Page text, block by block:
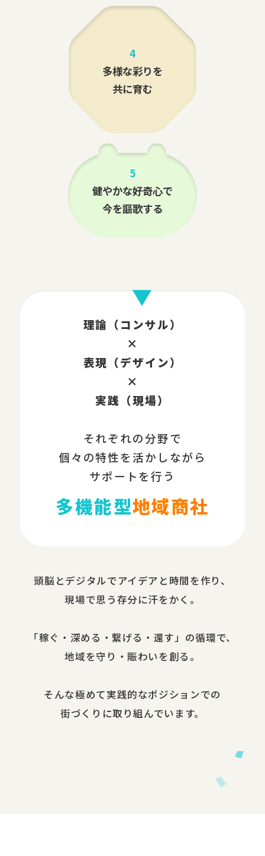
4
多様な彩りを
共に育む
5
健やかな好奇心で
今を謳歌する
理論（コンサル）
×
表現（デザイン）
×
実践（現場）
それぞれの分野で
個々の特性を活かしながら
サポートを行う
多機能型地域商社
頭脳と​デジタルで​アイデアと​時間を​作り、​
現場で​思う​存分に​汗を​かく。
​「稼ぐ・​深める​・繋げる・還す」の​循環で、​
地域を​守り・​賑わいを​創る。
​そんな​極めて​実践的な​ポジションでの​
街づくりに​取り組んでいます。​